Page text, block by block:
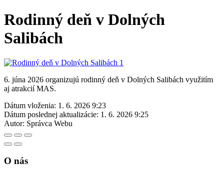
Rodinný deň v Dolných
Salibách
6. júna 2026 organizujú rodinný deň v Dolných Salibách využitím
aj atrakcií MAS.
Dátum vloženia: 1. 6. 2026 9:23
Dátum poslednej aktualizácie: 1. 6. 2026 9:25
Autor: Správca Webu
O nás